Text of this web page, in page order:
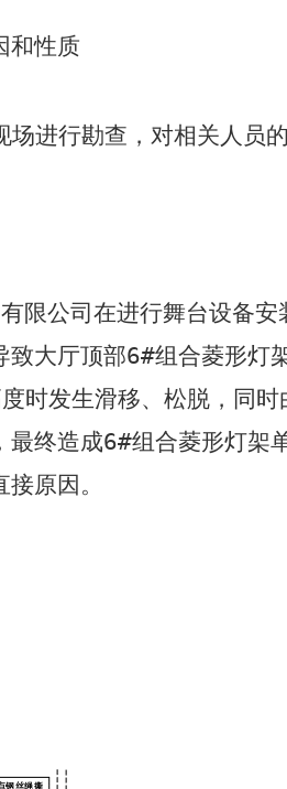
和性质
场进行勘查，对相关人员
限公司在进行舞台设备
致大厅顶部6#组合菱形灯
时发生滑移、松脱，同
最终造成6#组合菱形灯架
原因。